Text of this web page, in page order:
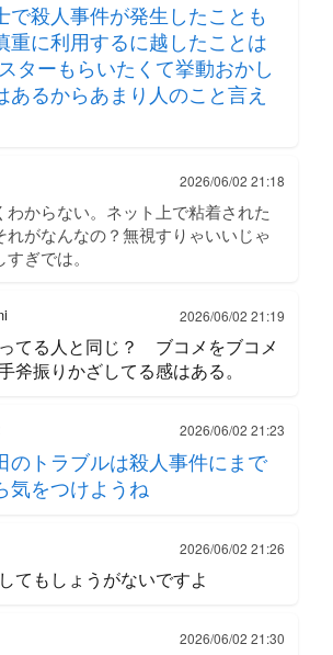
で殺人事件が発生したことも
重に利用するに越したことは
ターもらいたくて挙動おかし
あるからあまり人のこと言え
2026/06/02 21:18
わからない。ネット上で粘着された
れがなんなの？無視すりゃいいじゃ
ぎでは。
2026/06/02 21:19
てる人と同じ？ ブコメをブコメ
斧振りかざしてる感はある。
2026/06/02 21:23
のトラブルは殺人事件にまで
気をつけようね
2026/06/02 21:26
てもしょうがないですよ
2026/06/02 21:30